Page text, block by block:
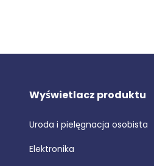
Wyświetlacz produktu
Uroda i pielęgnacja osobista
Elektronika